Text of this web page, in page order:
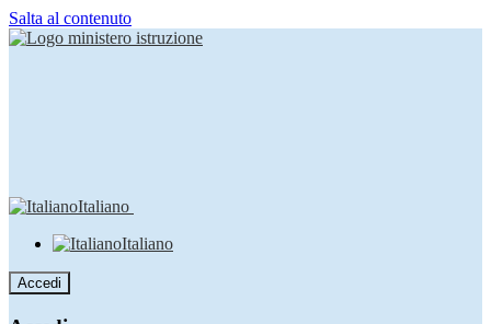
Salta al contenuto
Italiano
Italiano
Accedi